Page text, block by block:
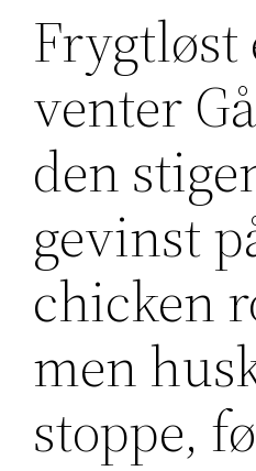
venter
den
gevinst
chicken
men
stoppe,